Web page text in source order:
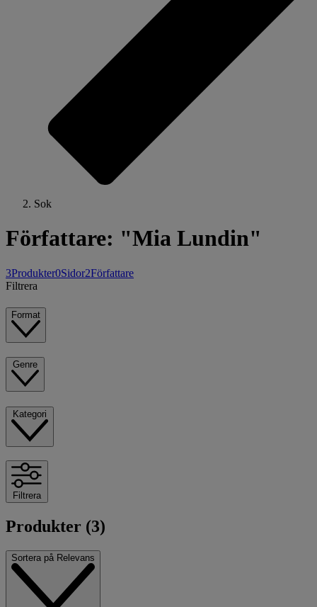
Sok
Författare: "Mia Lundin"
3Produkter0Sidor2Författare
Filtrera
Format
Filtrera
Produkter (3)
Sortera på Relevans